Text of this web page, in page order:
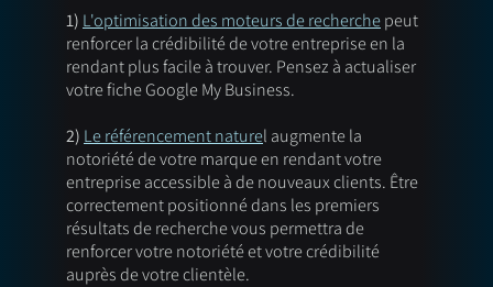
1) L'optimisation des moteurs de recherche peut
renforcer la crédibilité de votre entreprise en la
rendant plus facile à trouver. Pensez à actualiser
votre fiche Google My Business.
2) Le référencement naturel augmente la
notoriété de votre marque en rendant votre
entreprise accessible à de nouveaux clients. Être
correctement positionné dans les premiers
résultats de recherche vous permettra de
renforcer votre notoriété et votre crédibilité
auprès de votre clientèle.